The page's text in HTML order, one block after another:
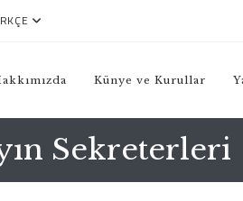
Künye ve Kurullar
Sekreterleri